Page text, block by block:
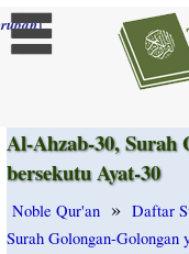
]
Al-Ahzab-30, Surah
bersekutu Ayat-30
Noble Qur'an » Daftar
Surah Golongan-Golongan